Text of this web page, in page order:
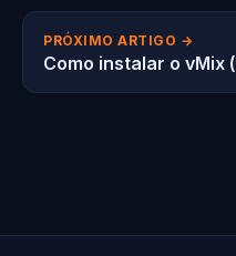
PRÓXIMO ARTIGO →
Como instalar o vMix